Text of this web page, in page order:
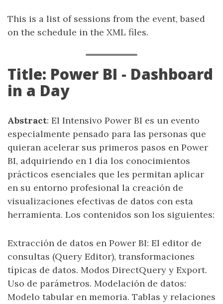
This is a list of sessions from the event, based
on the schedule in the XML files.
Title: Power BI - Dashboard
in a Day
Abstract: El Intensivo Power BI es un evento
especialmente pensado para las personas que
quieran acelerar sus primeros pasos en Power
BI, adquiriendo en 1 día los conocimientos
prácticos esenciales que les permitan aplicar
en su entorno profesional la creación de
visualizaciones efectivas de datos con esta
herramienta. Los contenidos son los siguientes:
Extracción de datos en Power BI: El editor de
consultas (Query Editor), transformaciones
típicas de datos. Modos DirectQuery y Export.
Uso de parámetros. Modelación de datos:
Modelo tabular en memoria. Tablas y relaciones